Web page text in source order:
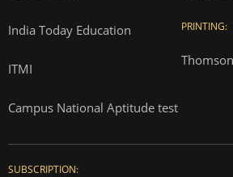
India Today Education
ITMI
Campus National Aptitude test
PRINTING:
SUBSCRIPTION: